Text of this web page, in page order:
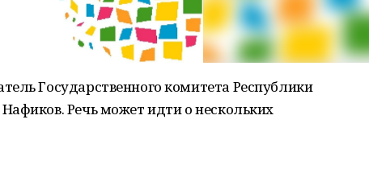
Государственного комитета Республики
Речь может идти о нескольких